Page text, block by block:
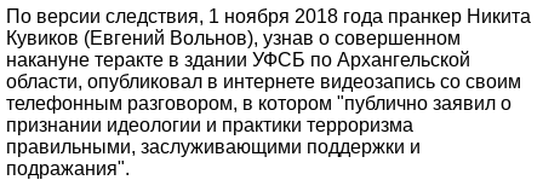
По версии следствия, 1 ноября 2018 года пранкер Никита
Кувиков (Евгений Вольнов), узнав о совершенном
накануне теракте в здании УФСБ по Архангельской
области, опубликовал в интернете видеозапись со своим
телефонным разговором, в котором "публично заявил о
признании идеологии и практики терроризма
правильными, заслуживающими поддержки и
подражания".